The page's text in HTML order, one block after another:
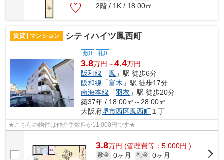
2階 / 1K / 18.00㎡
賃貸 | マンション シティハイツ鳳西町
敷0 礼0
3.8万円～4.4万円
阪和線 「鳳 」駅 徒歩6分
阪和線 「富木 」駅 徒歩17分
南海本線 「羽衣 」駅 徒歩20分
築37年 / 18.00㎡～28.00㎡
大阪府堺市西区鳳西町１丁
★こちらの物件は仲介手数料が11,000円です★
3.8万円 (管理費等：5,000円 )
敷金 0ヶ月 礼金 0ヶ月